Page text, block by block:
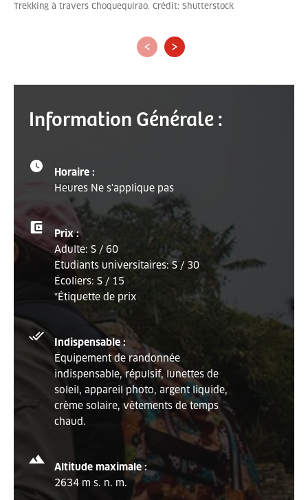
Trekking à travers Choquequirao. Crédit: Shutterstock
‹ ›
Information Générale :
Horaire :
Heures Ne s'applique pas
Prix ​​:
Adulte: S / 60
Étudiants universitaires: S / 30
Écoliers: S / 15
*Étiquette de prix
Indispensable :
Équipement de randonnée
indispensable, répulsif, lunettes de
soleil, appareil photo, argent liquide,
crème solaire, vêtements de temps
chaud.
Altitude maximale :
2634 m s. n. m.